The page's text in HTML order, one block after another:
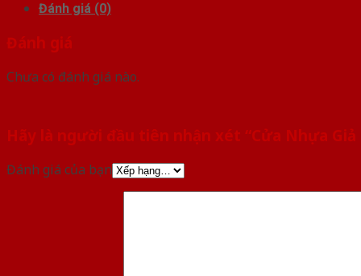
Đánh giá (0)
Đánh giá
Chưa có đánh giá nào.
Hãy là người đầu tiên nhận xét “Cửa Nhựa Giả
Đánh giá của bạn